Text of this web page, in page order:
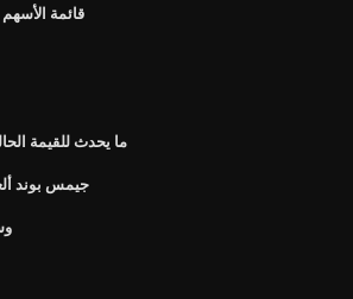
قائمة
ما يحدث للقيمة
جيمس بوند